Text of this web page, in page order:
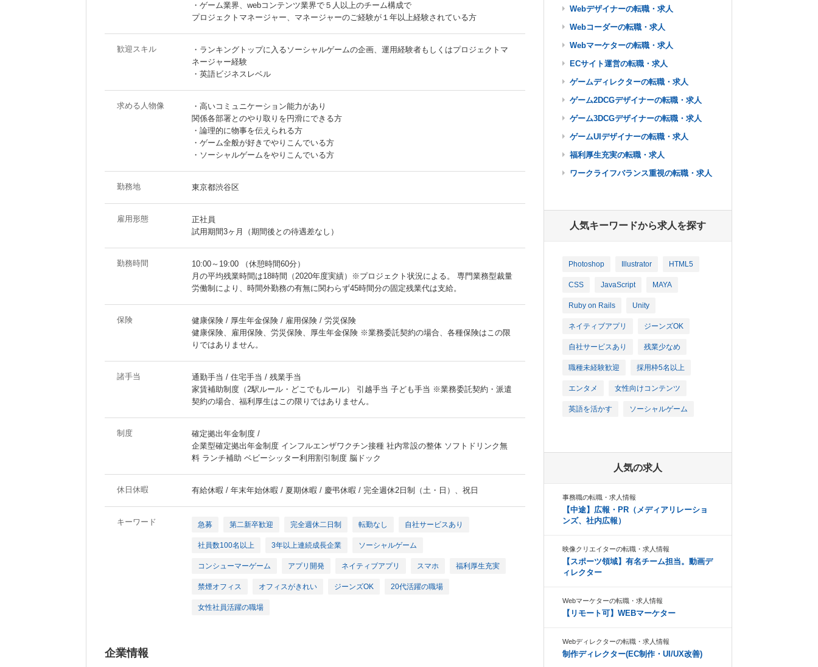
・ゲーム業界、webコンテンツ業界で５人以上のチーム構成で
プロジェクトマネージャー、マネージャーのご経験が１年以上経験されている方
歓迎スキル
・ランキングトップに入るソーシャルゲームの企画、運用経験者もしくはプロジェクトマ
ネージャー経験
・英語ビジネスレベル
求める人物像
・高いコミュニケーション能力があり
関係各部署とのやり取りを円滑にできる方
・論理的に物事を伝えられる方
・ゲーム全般が好きでやりこんでいる方
・ソーシャルゲームをやりこんでいる方
勤務地 東京都渋谷区
雇用形態
正社員
試用期間3ヶ月（期間後との待遇差なし）
勤務時間
10:00～19:00 （休憩時間60分）
月の平均残業時間は18時間（2020年度実績）※プロジェクト状況による。 専門業務型裁量
労働制により、時間外勤務の有無に関わらず45時間分の固定残業代は支給。
保険
健康保険 / 厚生年金保険 / 雇用保険 / 労災保険
健康保険、雇用保険、労災保険、厚生年金保険 ※業務委託契約の場合、各種保険はこの限
りではありません。
諸手当
通勤手当 / 住宅手当 / 残業手当
家賃補助制度（2駅ルール・どこでもルール） 引越手当 子ども手当 ※業務委託契約・派遣
契約の場合、福利厚生はこの限りではありません。
制度
確定拠出年金制度 /
企業型確定拠出年金制度 インフルエンザワクチン接種 社内常設の整体 ソフトドリンク無
料 ランチ補助 ベビーシッター利用割引制度 脳ドック
休日休暇 有給休暇 / 年末年始休暇 / 夏期休暇 / 慶弔休暇 / 完全週休2日制（土・日）、祝日
キーワード 急募 第二新卒歓迎 完全週休二日制 転勤なし 自社サービスあり
社員数100名以上 3年以上連続成長企業 ソーシャルゲーム
コンシューマーゲーム アプリ開発 ネイティブアプリ スマホ 福利厚生充実
禁煙オフィス オフィスがきれい ジーンズOK 20代活躍の職場
女性社員活躍の職場
企業情報
Webデザイナーの転職・求人
Webコーダーの転職・求人
Webマーケターの転職・求人
ECサイト運営の転職・求人
ゲームディレクターの転職・求人
ゲーム2DCGデザイナーの転職・求人
ゲーム3DCGデザイナーの転職・求人
ゲームUIデザイナーの転職・求人
福利厚生充実の転職・求人
ワークライフバランス重視の転職・求人
人気キーワードから求人を探す
Photoshop Illustrator HTML5
CSS JavaScript MAYA
Ruby on Rails Unity
ネイティブアプリ ジーンズOK
自社サービスあり 残業少なめ
職種未経験歓迎 採用枠5名以上
エンタメ 女性向けコンテンツ
英語を活かす ソーシャルゲーム
人気の求人
事務職の転職・求人情報
【中途】広報・PR（メディアリレーショ
ンズ、社内広報）
映像クリエイターの転職・求人情報
【スポーツ領域】有名チーム担当。動画デ
ィレクター
Webマーケターの転職・求人情報
【リモート可】WEBマーケター
Webディレクターの転職・求人情報
制作ディレクター(EC制作・UI/UX改善)